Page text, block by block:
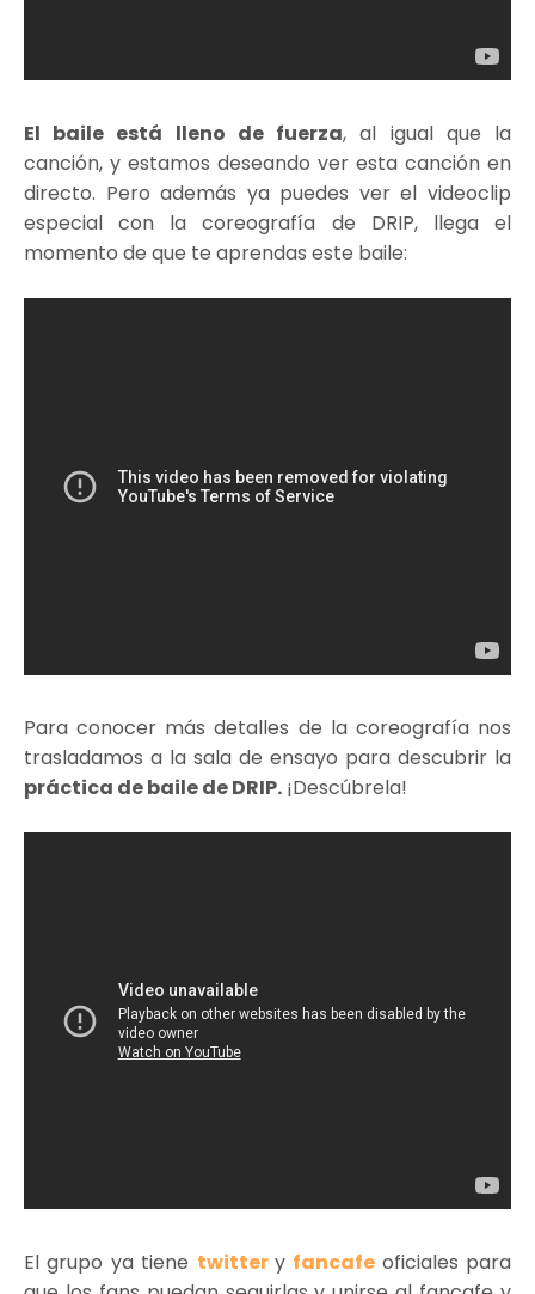
El baile está lleno de fuerza, al igual que la
canción, y estamos deseando ver esta canción en
directo. Pero además ya puedes ver el videoclip
especial con la coreografía de DRIP, llega el
momento de que te aprendas este baile:
Para conocer más detalles de la coreografía nos
trasladamos a la sala de ensayo para descubrir la
práctica de baile de DRIP. ¡Descúbrela!
El grupo ya tiene twitter y fancafe oficiales para